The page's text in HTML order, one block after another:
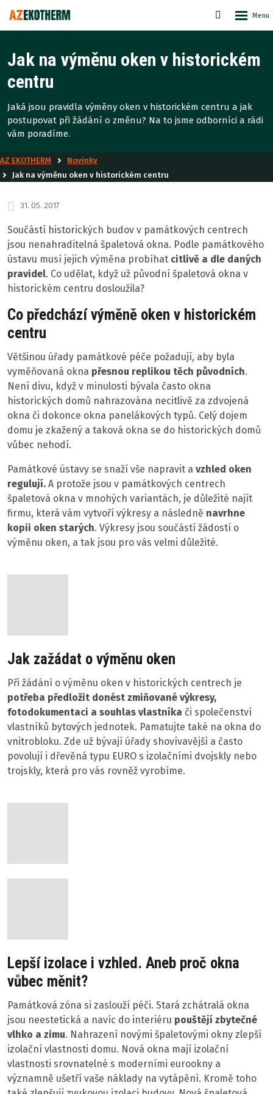
Jak na výměnu oken v historickém
centru
Jaká jsou pravidla výměny oken v historickém centru a jak
postupovat při žádání o změnu? Na to jsme odborníci a rádi
vám poradíme.
AZ EKOTHERM
Novinky
Jak na výměnu oken v historickém centru
31. 05. 2017
Součástí historických budov v památkových centrech
jsou nenahraditelná špaletová okna. Podle památkového
ústavu musí jejich výměna probíhat citlivě a dle daných
pravidel. Co udělat, když už původní špaletová okna v
historickém centru dosloužila?
Co předchází výměně oken v historickém
centru
Většinou úřady památkové péče požadují, aby byla
vyměňovaná okna přesnou replikou těch původních.
Není divu, když v minulosti bývala často okna
historických domů nahrazována necitlivě za zdvojená
okna či dokonce okna panelákových typů. Celý dojem
domu je zkažený a taková okna se do historických domů
vůbec nehodí.
Památkové ústavy se snaží vše napravit a vzhled oken
regulují. A protože jsou v památkových centrech
špaletová okna v mnohých variantách, je důležité najít
firmu, která vám vytvoří výkresy a následně navrhne
kopii oken starých. Výkresy jsou součástí žádostí o
výměnu oken, a tak jsou pro vás velmi důležité.
Jak zažádat o výměnu oken
Při žádání o výměnu oken v historických centrech je
potřeba předložit donést zmiňované výkresy,
fotodokumentaci a souhlas vlastníka či společenství
vlastníků bytových jednotek. Pamatujte také na okna do
vnitrobloku. Zde už bývají úřady shovívavější a často
povolují i dřevěná typu EURO s izolačními dvojskly nebo
trojskly, která pro vás rovněž vyrobíme.
Lepší izolace i vzhled. Aneb proč okna
vůbec měnit?
Památková zóna si zaslouží péči. Stará zchátralá okna
jsou neestetická a navíc do interiéru pouštějí zbytečné
vlhko a zimu. Nahrazení novými špaletovými okny zlepší
izolační vlastnosti domu. Nová okna mají izolační
vlastnosti srovnatelné s moderními eurookny a
významně ušetří vaše náklady na vytápění. Kromě toho